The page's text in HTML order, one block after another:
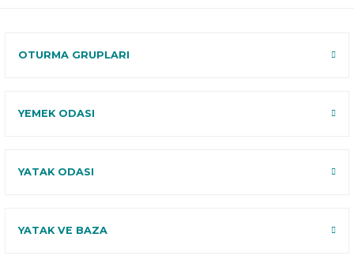
OTURMA GRUPLARI
YEMEK ODASI
YATAK ODASI
YATAK VE BAZA